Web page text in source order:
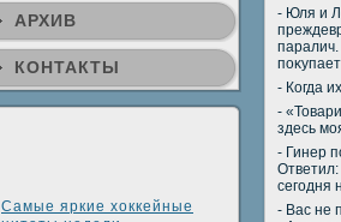
АРХИВ
КОНТАКТЫ
Самые яркие хоккейные
- Юля и
- Когда
-
здесь
- Гинер
сегодня
- Вас не